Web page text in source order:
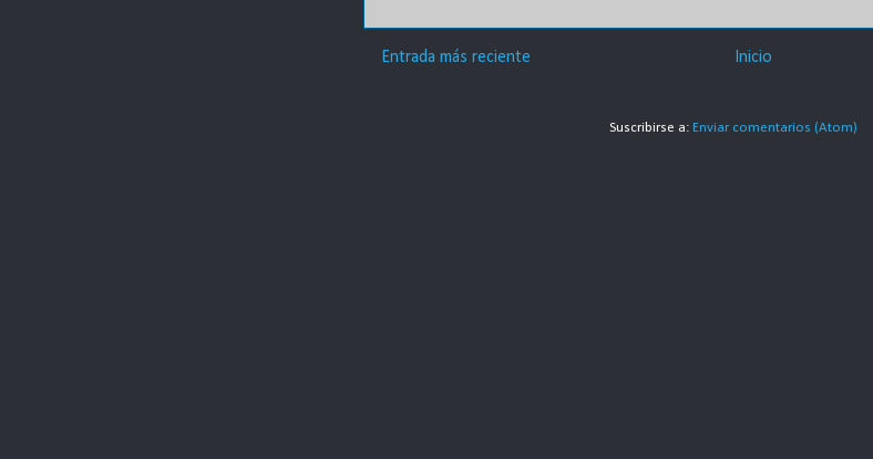
Entrada más reciente Inicio
Suscribirse a: Enviar comentarios (Atom)